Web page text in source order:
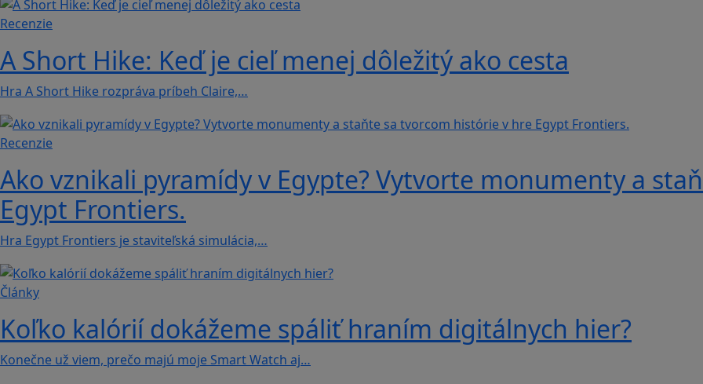
Recenzie
A Short Hike: Keď je cieľ menej dôležitý ako cesta
Hra A Short Hike rozpráva príbeh Claire,…
Recenzie
Ako vznikali pyramídy v Egypte? Vytvorte monumenty a
Egypt Frontiers.
Hra Egypt Frontiers je staviteľská simulácia,…
Články
Koľko kalórií dokážeme spáliť hraním digitálnych hier?
Konečne už viem, prečo majú moje Smart Watch aj…